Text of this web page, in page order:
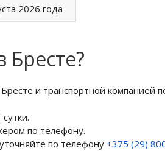
2026 года
Бресте?
и транспортной компанией
по телефону.
по телефону +375 (29)